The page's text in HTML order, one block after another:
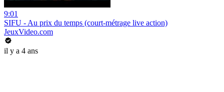
9:01
SIFU - Au prix du temps (court-métrage live action)
JeuxVideo.com
il y a 4 ans